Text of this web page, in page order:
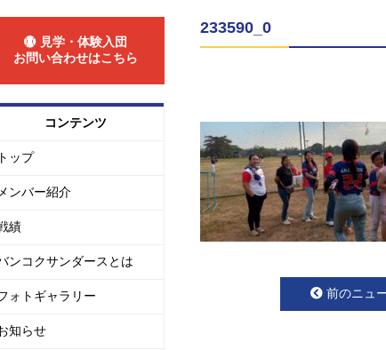
233590_0
前のニュ
見学・体験入団
お問い合わせはこちら
コンテンツ
トップ
メンバー紹介
績
ンコクサンダースとは
ォトギャラリー
知らせ